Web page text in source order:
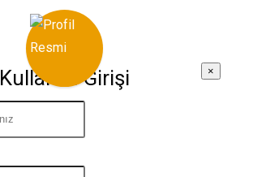
Kullanıcı Girişi ×